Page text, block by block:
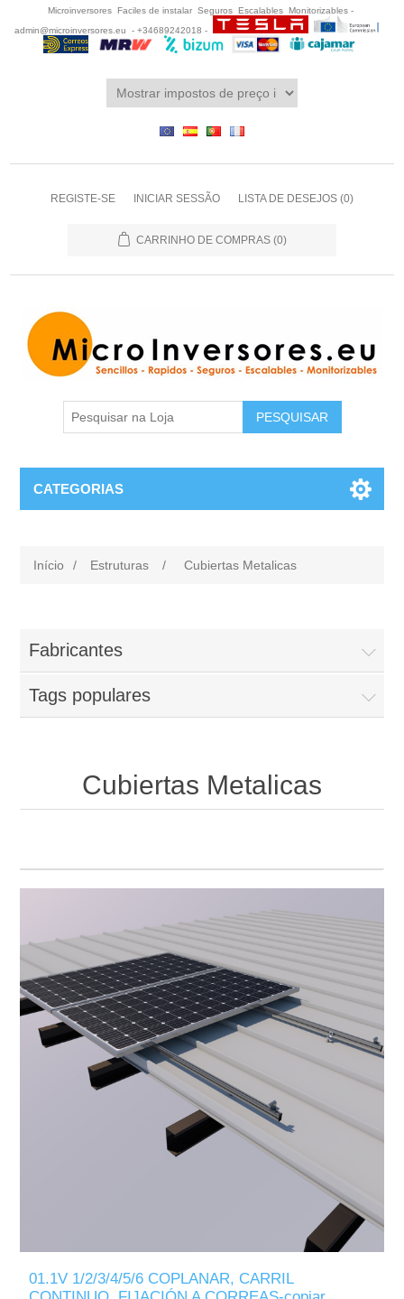
Microinversores Faciles de instalar Seguros Escalables Monitorizables -
admin@microinversores.eu
- +34689242018 -
REGISTE-SE INICIAR SESSÃO LISTA DE DESEJOS (0)
CARRINHO DE COMPRAS (0)
CATEGORIAS
Início / Estruturas / Cubiertas Metalicas
Fabricantes
Tags populares
Cubiertas Metalicas
01.1V 1/2/3/4/5/6 COPLANAR, CARRIL